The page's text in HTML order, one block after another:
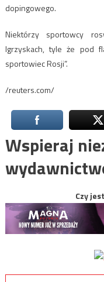
dopingowego.
Niektórzy sportowcy
Igrzyskach, tyle że pod
sportowiec Rosji”.
/reuters.com/
Wspieraj
Czy